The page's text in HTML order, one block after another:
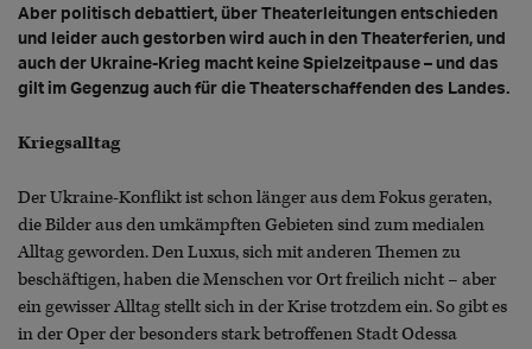
Aber politisch debattiert, über Theaterleitungen entschieden
und leider auch gestorben wird auch in den Theaterferien, und
auch der Ukraine-Krieg macht keine Spielzeitpause – und das
gilt im Gegenzug auch für die Theaterschaffenden des Landes.
Kriegsalltag
Der Ukraine-Konflikt ist schon länger aus dem Fokus geraten,
die Bilder aus den umkämpften Gebieten sind zum medialen
Alltag geworden. Den Luxus, sich mit anderen Themen zu
beschäftigen, haben die Menschen vor Ort freilich nicht – aber
ein gewisser Alltag stellt sich in der Krise trotzdem ein. So gibt es
in der Oper der besonders stark betroffenen Stadt Odessa